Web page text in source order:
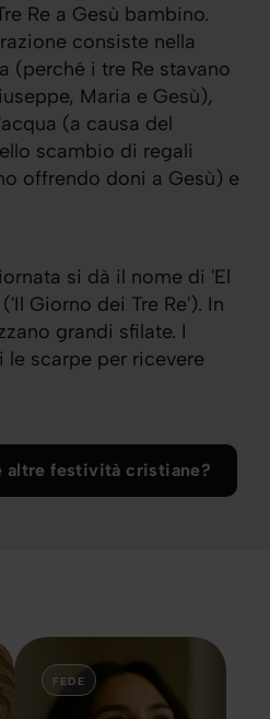
Re a Gesù bambino.
consiste nella
(perché i tre Re stavano
Maria e Gesù),
(a causa del
scambio di regali
offrendo doni a Gesù) e
si dà il nome di 'El
Giorno dei Tre Re'). In
grandi sfilate. I
scarpe per ricevere
altre festività cristiane?
FEDE